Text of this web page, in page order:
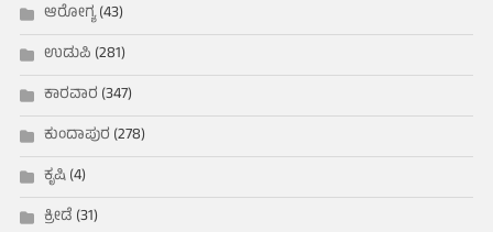
ಆರೋಗ್ಯ(43)
ಉಡುಪಿ (281)
ಕಾರವಾರ (347)
ಕುಂದಾಪುರ (278)
ಕೃಷಿ(4)
ಕ್ರೀಡೆ (31)